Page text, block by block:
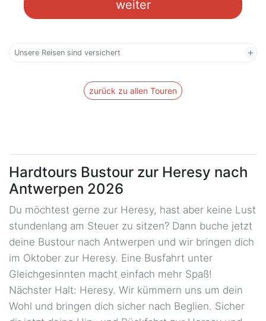
Köln - LANXESS Arena 59,00 €
Londoner Str. 5, 65552 Limburg
05.09.2026 ca. 13:45 Uhr
Mönchengladbach - Hbf 59,00 €
Hindenburgstraße 224, 41061
Mönchengladbach
05.09.2026 ca. 17:30 Uhr
Münster - ZOB 65,00 €
05.09.2026 ca. 14:30 Uhr
Oberhausen - Turbinenhalle 59,00 €
Im Lipperfeld 25, 46047
Oberhausen
05.09.2026 ca. 16:45 Uhr
Paderborn - Maspernplatz
weiter
Unsere Reisen sind versichert
zurück zu allen Touren
Hardtours Bustour zur Heresy nach
Antwerpen 2026
Du möchtest gerne zur Heresy, hast aber keine Lust
stundenlang am Steuer zu sitzen? Dann buche jetzt
deine Bustour nach Antwerpen und wir bringen dich
im Oktober zur Heresy. Eine Busfahrt unter
Gleichgesinnten macht einfach mehr Spaß!
Nächster Halt: Heresy. Wir kümmern uns um dein
Wohl und bringen dich sicher nach Beglien. Sicher